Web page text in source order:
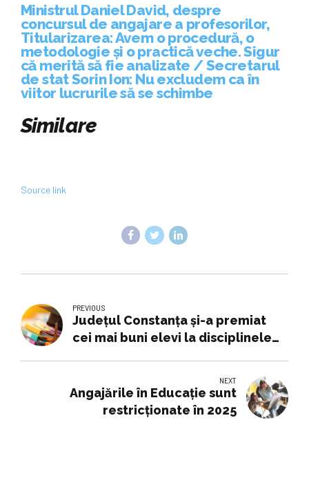
Ministrul Daniel David, despre
concursul de angajare a profesorilor,
Titularizarea: Avem o procedură, o
metodologie și o practică veche. Sigur
că merită să fie analizate / Secretarul
de stat Sorin Ion: Nu excludem ca în
viitor lucrurile să se schimbe
Similare
Source link
PREVIOUS
Județul Constanța și-a premiat
cei mai buni elevi la disciplinele
NEXT
Angajările în Educație sunt
restricționate în 2025